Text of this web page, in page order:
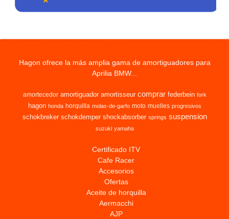
Hagon ofrece la más amplia gama de amortiguadores para
Aprilia BMW...
amortecedor amortiguador amortisseur comprar federbein fork
hagon honda horquilla molas-de-garfo moto muelles progresivos
schokbreker schokdemper shockabsorber springs suspension
suzuki yamaha
Certificado ITV
Cafe Racer
Accesorios
Ofertas
Aceite de horquilla
Aermacchi
AJP